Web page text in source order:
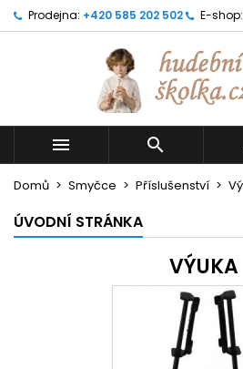
Prodejna: +420 585 202 502 E-shop:
 
Domů Smyčce Příslušenství
ÚVODNÍ STRÁNKA
VÝUKA